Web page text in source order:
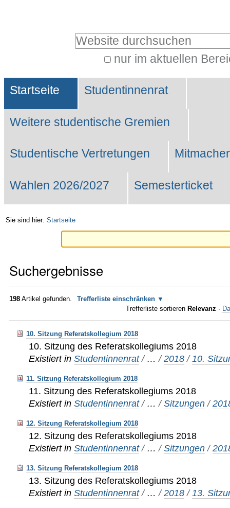
Website durchsuchen
nur im aktuellen
Suche…
Sektionen
Startseite Studentinnenrat
Weitere studentische Gremien
Studentische Vertretungen
Wahlen 2026/2027 Semesterticket
Sie sind hier: Startseite
Suchergebnisse
198 Artikel gefunden.
Trefferliste einschränken
Trefferliste sortieren Relevanz ·
10. Sitzung Referatskollegium 2018
10. Sitzung des Referatskollegiums 2018
Existiert in Studentinnenrat / …/2018 /10.
11. Sitzung Referatskollegium 2018
11. Sitzung des Referatskollegiums 2018
Existiert in Studentinnenrat / …/Sitzungen /
12. Sitzung Referatskollegium 2018
12. Sitzung des Referatskollegiums 2018
Existiert in Studentinnenrat / …/Sitzungen /
13. Sitzung Referatskollegium 2018
13. Sitzung des Referatskollegiums 2018
Existiert in Studentinnenrat / …/2018 / 13.